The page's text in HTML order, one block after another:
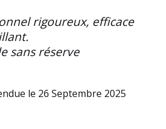
rigoureux, efficace
sans réserve
le 26 Septembre 2025